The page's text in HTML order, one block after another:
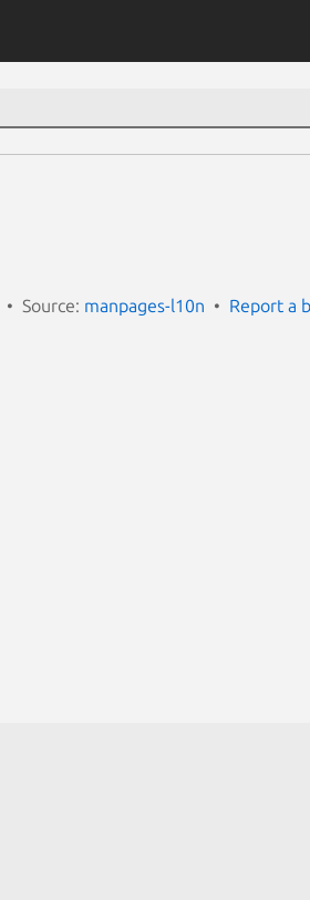
Source: manpages-l10n Report a